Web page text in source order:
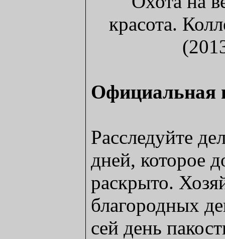
Официальная
Расследуйте
дней, которое
раскрыто.
благородных
сей день